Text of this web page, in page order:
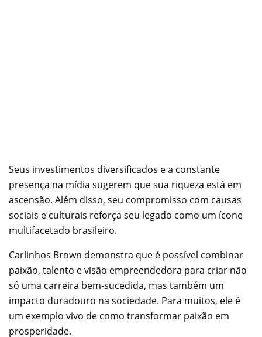
Seus investimentos diversificados e a constante
presença na mídia sugerem que sua riqueza está em
ascensão. Além disso, seu compromisso com causas
sociais e culturais reforça seu legado como um ícone
multifacetado brasileiro.
Carlinhos Brown demonstra que é possível combinar
paixão, talento e visão empreendedora para criar não
só uma carreira bem-sucedida, mas também um
impacto duradouro na sociedade. Para muitos, ele é
um exemplo vivo de como transformar paixão em
prosperidade.